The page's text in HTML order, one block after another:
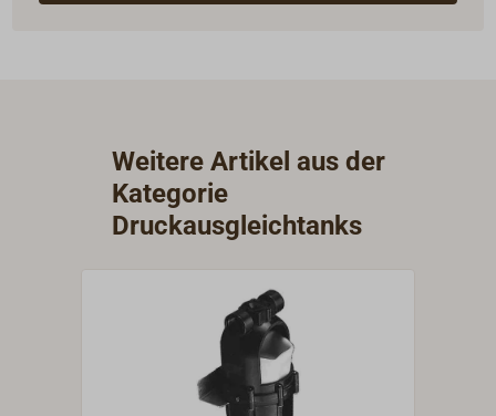
Weitere Artikel aus der
Kategorie
Druckausgleichtanks